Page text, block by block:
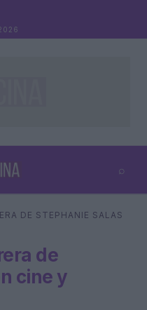
⌕
⌕ ×
DE STEPHANIE SALAS
de
cine y